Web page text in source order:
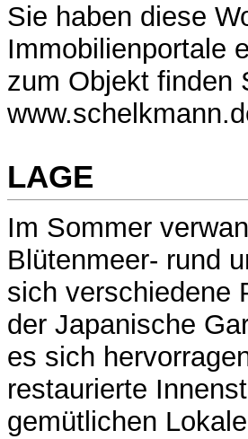
Sie haben diese
Immobilienportale
zum Objekt finden
LAGE
Im Sommer
Blütenmeer- rund
sich verschiedene
der Japanische
es sich
restaurierte
gemütlichen